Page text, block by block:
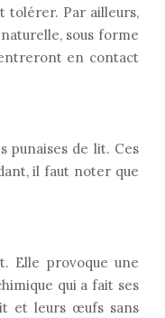
tolérer. Par ailleurs,
sous forme
en contact
punaises de lit. Ces
il faut noter que
Elle provoque une
qui a fait ses
et leurs œufs sans